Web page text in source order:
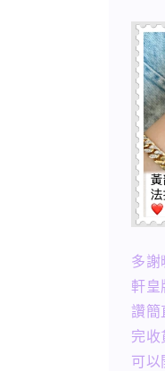
多謝
軒皇
讚簡
完收
可以